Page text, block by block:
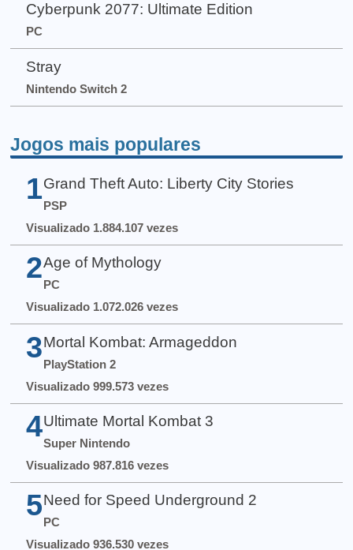
Cyberpunk 2077: Ultimate Edition
PC
Stray
Nintendo Switch 2
Jogos mais populares
1 Grand Theft Auto: Liberty City Stories
PSP
Visualizado 1.884.107 vezes
2 Age of Mythology
PC
Visualizado 1.072.026 vezes
3 Mortal Kombat: Armageddon
PlayStation 2
Visualizado 999.573 vezes
4 Ultimate Mortal Kombat 3
Super Nintendo
Visualizado 987.816 vezes
5 Need for Speed Underground 2
PC
Visualizado 936.530 vezes